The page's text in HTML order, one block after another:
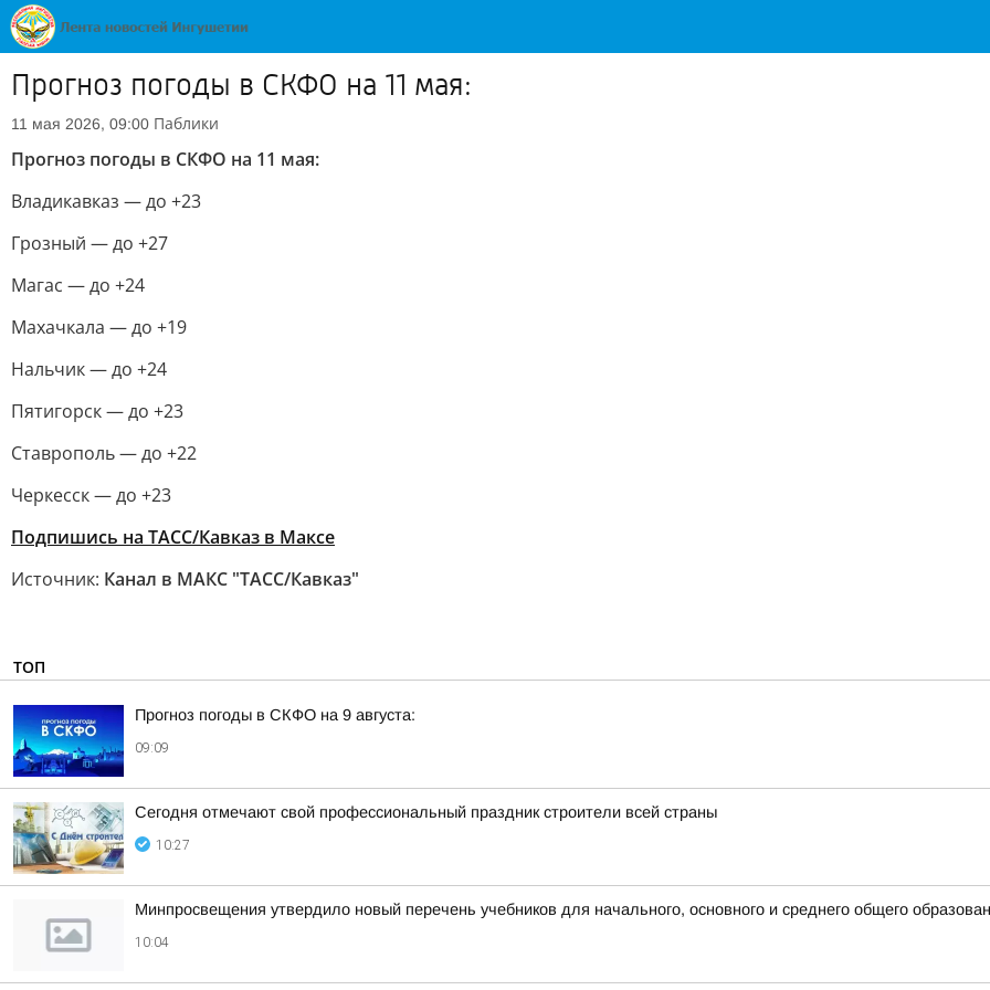
Прогноз погоды в СКФО на 11 мая:
11 мая 2026, 09:00 Паблики
Прогноз погоды в СКФО на 11 мая:
Владикавказ — до +23
Грозный — до +27
Магас — до +24
Махачкала — до +19
Нальчик — до +24
Пятигорск — до +23
Ставрополь — до +22
Черкесск — до +23
Подпишись на ТАСС/Кавказ в Максе
Источник: Канал в МАКС "ТАСС/Кавказ"
ТОП
Прогноз погоды в СКФО на 9 августа:
09:09
Сегодня отмечают свой профессиональный праздник строители всей страны
10:27
Минпросвещения утвердило новый перечень учебников для начального, основного и среднего общего
10:04